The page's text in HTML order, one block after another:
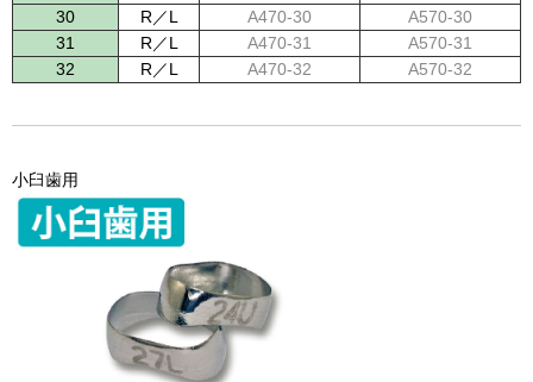
30
R／L A470-30
A570-30
31
R／L A470-31
A570-31
32
R／L A470-32 A570-32
小臼歯用